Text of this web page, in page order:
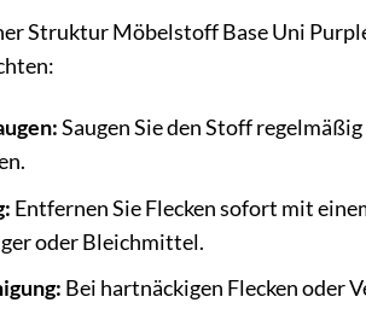
Struktur Möbelstoff Base Uni
Saugen Sie den Stoff
Entfernen Sie Flecken sofort mit
oder Bleichmittel.
Bei hartnäckigen Flecken oder